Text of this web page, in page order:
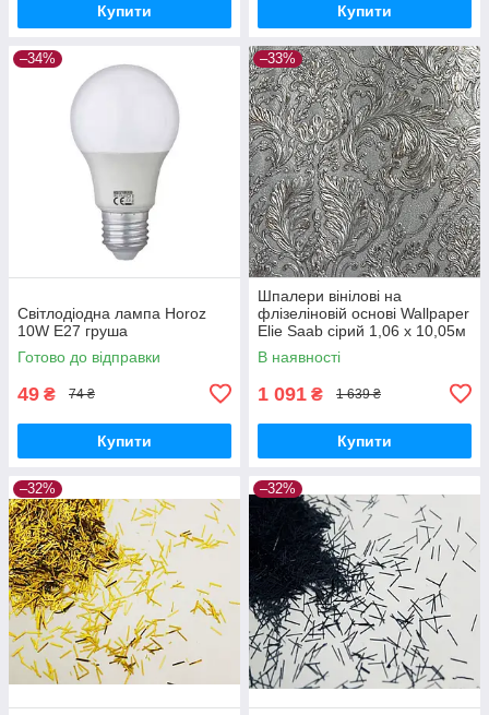
Купити Купити
–34%
Світлодіодна лампа Horoz
10W E27 груша
Готово до відправки
49 ₴ 74 ₴
Купити
–33%
Шпалери вінілові на
флізеліновій основі Wallpaper
Elie Saab сірий 1,06 х 10,05м
(Z64819)
В наявності
1 091 ₴ 1 639 ₴
Купити
–32% –32%